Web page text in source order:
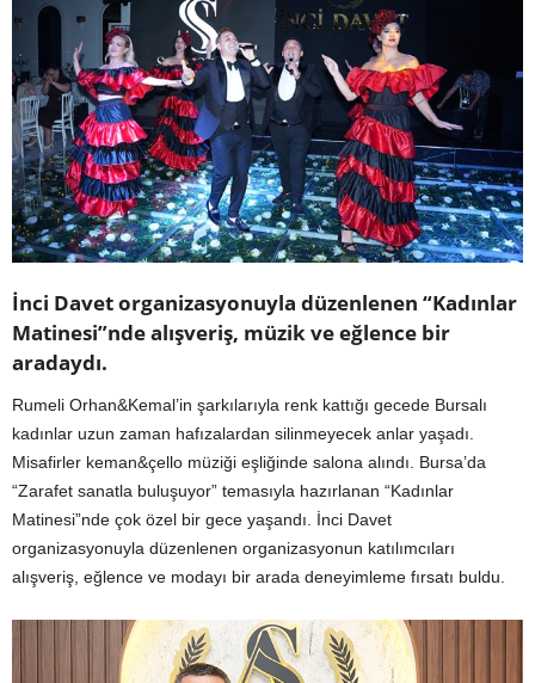
İnci Davet organizasyonuyla düzenlenen “Kadınlar
Matinesi”nde alışveriş, müzik ve eğlence bir
aradaydı.
Rumeli Orhan&Kemal’in şarkılarıyla renk kattığı gecede Bursalı
kadınlar uzun zaman hafızalardan silinmeyecek anlar yaşadı.
Misafirler keman&çello müziği eşliğinde salona alındı. Bursa’da
“Zarafet sanatla buluşuyor” temasıyla hazırlanan “Kadınlar
Matinesi”nde çok özel bir gece yaşandı. İnci Davet
organizasyonuyla düzenlenen organizasyonun katılımcıları
alışveriş, eğlence ve modayı bir arada deneyimleme fırsatı buldu.